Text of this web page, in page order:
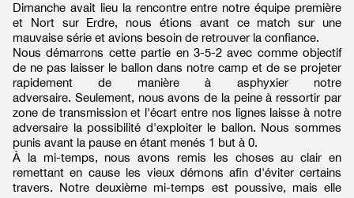
Dimanche avait lieu la rencontre entre notre équipe première
et Nort sur Erdre, nous étions avant ce match sur une
mauvaise série et avions besoin de retrouver la confiance.
Nous démarrons cette partie en 3-5-2 avec comme objectif
de ne pas laisser le ballon dans notre camp et de se projeter
rapidement de manière à asphyxier notre
adversaire. Seulement, nous avons de la peine à ressortir par
zone de transmission et l'écart entre nos lignes laisse à notre
adversaire la possibilité d'exploiter le ballon. Nous sommes
punis avant la pause en étant menés 1 but à 0.
À la mi-temps, nous avons remis les choses au clair en
remettant en cause les vieux démons afin d'éviter certains
travers. Notre deuxième mi-temps est poussive, mais elle